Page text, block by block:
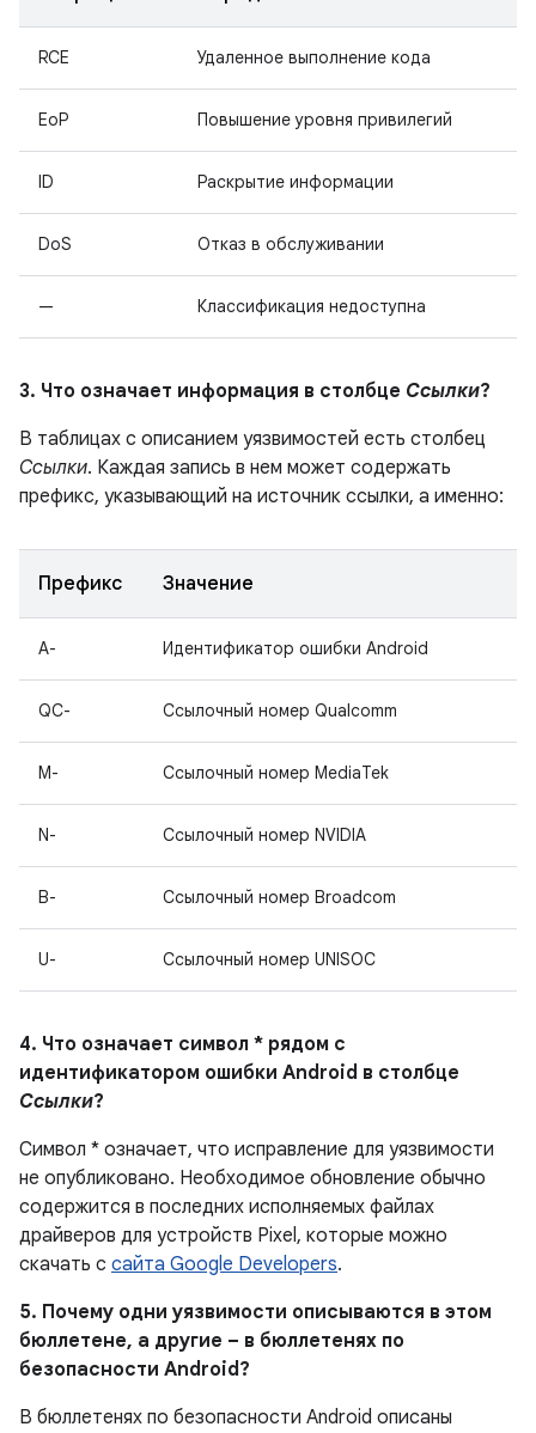
RCE Удаленное выполнение кода
EoP Повышение уровня привилегий
ID Раскрытие информации
DoS Отказ в обслуживании
— Классификация недоступна
3. Что означает информация в столбце Ссылки?
В таблицах с описанием уязвимостей есть столбец
Ссылки. Каждая запись в нем может содержать
префикс, указывающий на источник ссылки, а именно:
Префикс Значение
A- Идентификатор ошибки Android
QC- Ссылочный номер Qualcomm
M- Ссылочный номер MediaTek
N- Ссылочный номер NVIDIA
B- Ссылочный номер Broadcom
U- Ссылочный номер UNISOC
4. Что означает символ * рядом с
идентификатором ошибки Android в столбце
Ссылки?
Символ * означает, что исправление для уязвимости
не опубликовано. Необходимое обновление обычно
содержится в последних исполняемых файлах
драйверов для устройств Pixel, которые можно
скачать с сайта Google Developers.
5. Почему одни уязвимости описываются в этом
бюллетене, а другие – в бюллетенях по
безопасности Android?
В бюллетенях по безопасности Android описаны